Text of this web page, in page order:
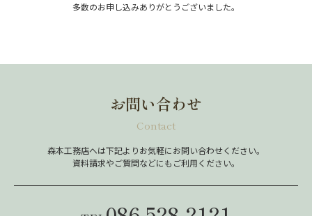
多数のお申し込みありがとうございました。
お問い合わせ
Contact
森本工務店へは下記よりお気軽にお問い合わせください。
資料請求やご質問などにもご利用ください。